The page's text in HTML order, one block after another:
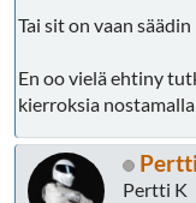
Tai sit on vaan
En oo vielä ehtiny
kierroksia
Pertti K